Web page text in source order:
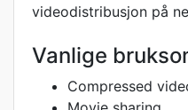
videodistribusjon på
Vanlige
Compressed